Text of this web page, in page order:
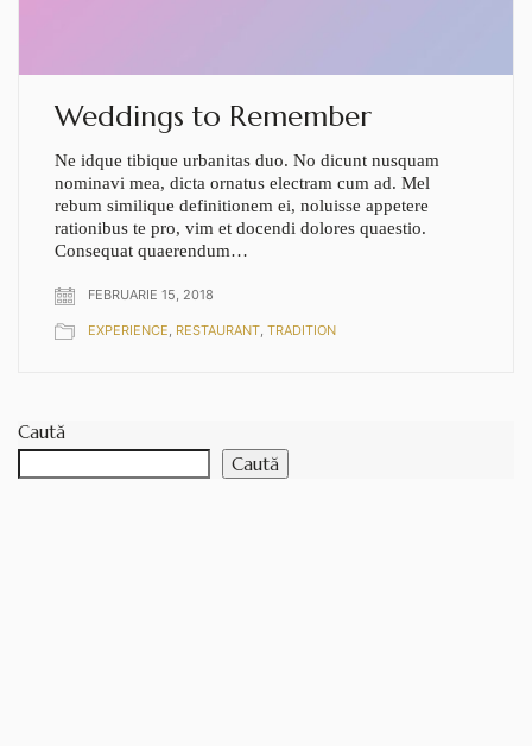
Weddings to Remember
Ne idque tibique urbanitas duo. No dicunt nusquam
nominavi mea, dicta ornatus electram cum ad. Mel
rebum similique definitionem ei, noluisse appetere
rationibus te pro, vim et docendi dolores quaestio.
Consequat quaerendum…
FEBRUARIE 15, 2018
EXPERIENCE, RESTAURANT, TRADITION
Caută
Caută